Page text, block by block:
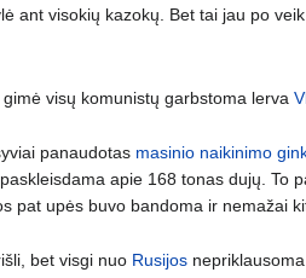
ant visokių kazokų. Bet tai jau po
gimė visų komunistų garbstoma lerva
panaudotas masinio naikinimo
apie 168 tonas dujų. To
pat upės buvo bandoma ir nemažai
bet visgi nuo Rusijos nepriklausoma